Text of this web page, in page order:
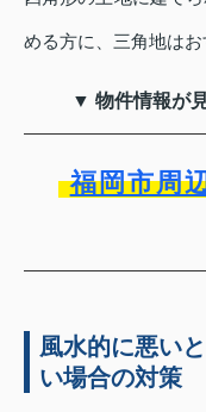
める方に、三角地はお
▼ 物件情報が
福岡市周
風水的に悪い
い場合の対策